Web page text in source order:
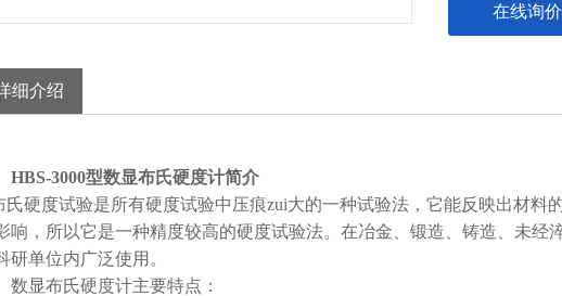
在线询价
细介绍
HBS-3000型数显布氏硬度计简介
硬度试验是所有硬度试验中压痕zui大的一种试验法，它能反映出材料
响，所以它是一种精度较高的硬度试验法。在冶金、锻造、铸造、未经
研单位内广泛使用。
数显布氏硬度计主要特点：